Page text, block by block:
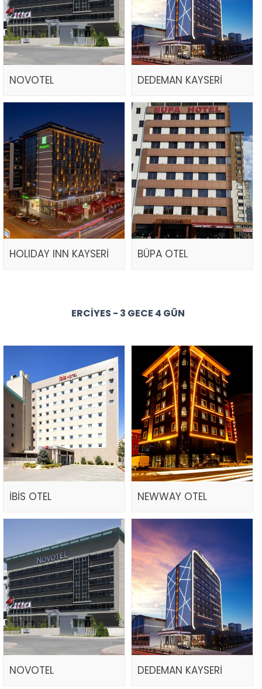
NOVOTEL DEDEMAN KAYSERİ
HOLIDAY INN KAYSERİ BÜPA OTEL
ERCIYES - 3 GECE 4 GÜN
İBİS OTEL NEWWAY OTEL
NOVOTEL DEDEMAN KAYSERİ